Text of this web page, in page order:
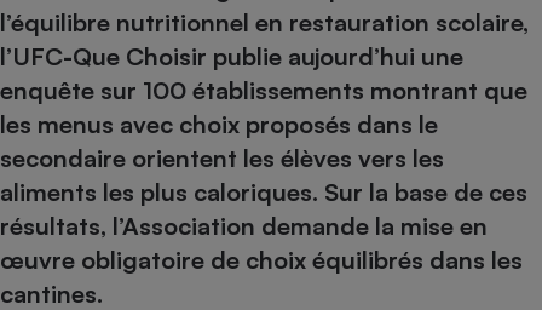
l’équilibre nutritionnel en restauration scolaire,
l’UFC-Que Choisir publie aujourd’hui une
enquête sur 100 établissements montrant que
les menus avec choix proposés dans le
secondaire orientent les élèves vers les
aliments les plus caloriques. Sur la base de ces
résultats, l’Association demande la mise en
œuvre obligatoire de choix équilibrés dans les
cantines.
Sécurité - Hygiène
Assurance
Banque - Crédit
Epargne - Fiscalité
Circulation routière
Contrôle technique -
Pièce détachée
Moto
Supermarché - Drive
Comparatif
Comparatif plaque à
Comparatif hotte
Comparatif climatiseur
Électricité - Gaz
Comparatif casque audio
Comparatif barre de son
Comparatif imprimante
Comparatif ordinateur
Crédit immobilier
Comparatif tondeuse
Comparatif poêle à
Comparatif radiateur
Hygiène - Beauté
Maison de retraite
Choisir son fioul
Choisir son pellet
Comparateur assurance emprunteur
Energie Moins Chère Ensemble
Tous les comparateurs